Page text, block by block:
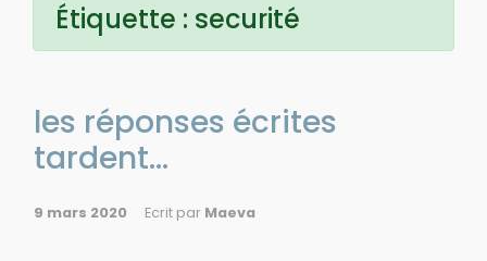
Étiquette : securité
les réponses écrites
tardent…
9 mars 2020 Ecrit par Maeva